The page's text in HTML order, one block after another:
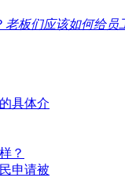
老板们应该如何给员
具体介
？
申请被